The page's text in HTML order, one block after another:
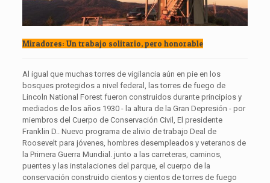
Miradores: Un trabajo solitario, pero honorable
Al igual que muchas torres de vigilancia aún en pie en los
bosques protegidos a nivel federal, las torres de fuego de
Lincoln National Forest fueron construidos durante principios y
mediados de los años 1930 - la altura de la Gran Depresión - por
miembros del Cuerpo de Conservación Civil, El presidente
Franklin D.. Nuevo programa de alivio de trabajo Deal de
Roosevelt para jóvenes, hombres desempleados y veteranos de
la Primera Guerra Mundial. junto a las carreteras, caminos,
puentes y las instalaciones del parque, el cuerpo de la
conservación construido cientos y cientos de torres de fuego